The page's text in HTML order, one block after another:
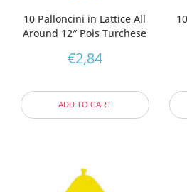
10 Palloncini in Lattice All
Around 12″ Pois Turchese
€2,84
ADD TO CART